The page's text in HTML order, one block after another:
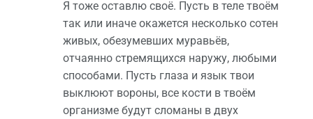
Я тоже оставлю своё. Пусть в теле твоём
так или иначе окажется несколько сотен
живых, обезумевших муравьёв,
отчаянно стремящихся наружу, любыми
способами. Пусть глаза и язык твои
выклюют вороны, все кости в твоём
организме будут сломаны в двух